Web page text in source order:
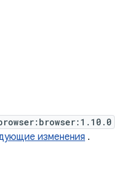
изменения .